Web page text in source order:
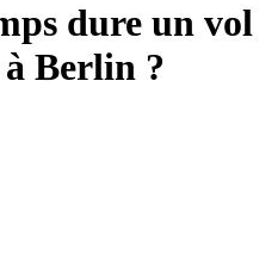
dure un vol
Berlin ?